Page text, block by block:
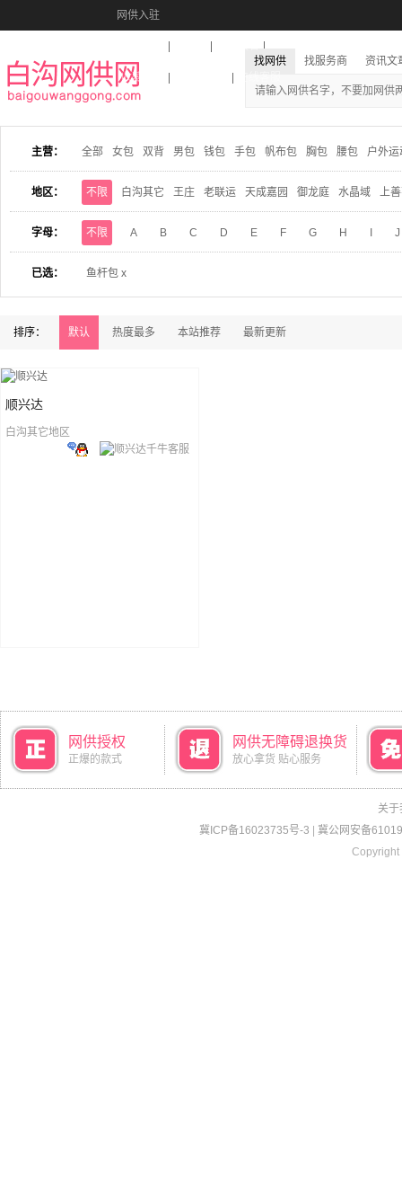
网供入驻
收藏本站
找网供 找服务商 资讯文
主营： 全部 女包 双背 男包 钱包 手包 帆布包 胸包 腰包 户外运
地区： 不限 白沟其它 王庄 老联运 天成嘉园 御龙庭 水晶域 上
字母： 不限 A B C D E F G H J
已选： 鱼杆包 x
排序： 默认 热度最多 本站推荐 最新更新
顺兴达
白沟其它地区
网供授权
正爆的款式
网供无障碍退换货
放心拿货 贴心服务
关于
冀ICP备16023735号-3
冀公网安备